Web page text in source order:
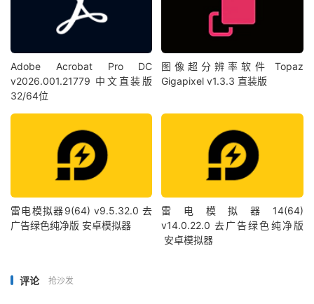
Adobe Acrobat Pro DC
v2026.001.21779 中文直装版
32/64位
图像超分辨率软件 Topaz
Gigapixel v1.3.3 直装版
雷电模拟器9(64) v9.5.32.0 去
广告绿色纯净版 安卓模拟器
雷电模拟器14(64)
v14.0.22.0 去广告绿色纯净版
安卓模拟器
评论 抢沙发